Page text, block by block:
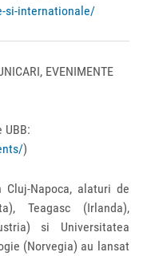
si-internationale/
EVENIMENTE
)
Cluj-Napoca, alaturi de
Teagasc (Irlanda),
si Universitatea
(Norvegia) au lansat